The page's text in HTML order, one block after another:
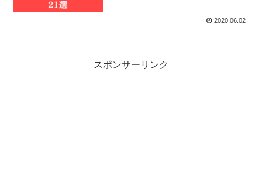
2020.06.02
スポンサーリンク